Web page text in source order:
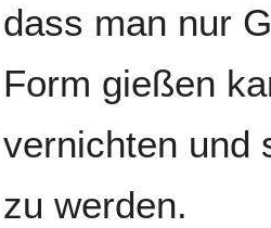
dass man nur
Form gießen
vernichten und
zu werden.